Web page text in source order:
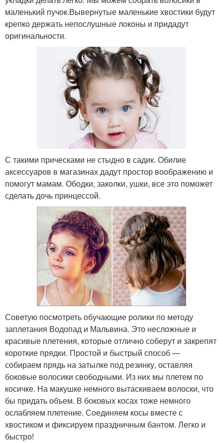
маленький пучок.Вывернутые маленькие хвостики будут
крепко держать непослушные локоны и придадут
оригинальности.
С такими прическами не стыдно в садик. Обилие
аксессуаров в магазинах дадут простор воображению и
помогут мамам. Ободки, заколки, ушки, все это поможет
сделать дочь принцессой.
Советую посмотреть обучающие ролики по методу
заплетания Водопад и Мальвина. Это несложные и
красивые плетения, которые отлично соберут и закрепят
короткие прядки. Простой и быстрый способ —
собираем прядь на затылке под резинку, оставляя
боковые волосики свободными. Из них мы плетем по
косичке. На макушке немного вытаскиваем волоски, что
бы придать объем. В боковых косах тоже немного
ослабляем плетение. Соединяем косы вместе с
хвостиком и фиксируем праздничным бантом. Легко и
быстро!